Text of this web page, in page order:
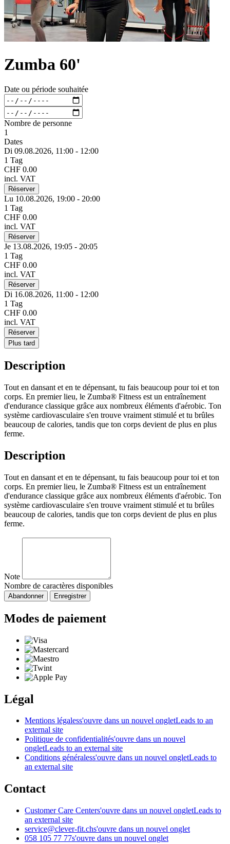
Zumba 60'
Date ou période souhaitée
Nombre de personne
1
Dates
Di 09.08.2026, 11:00 - 12:00
1 Tag
CHF 0.00
incl. VAT
Réserver
Lu 10.08.2026, 19:00 - 20:00
1 Tag
CHF 0.00
incl. VAT
Réserver
Je 13.08.2026, 19:05 - 20:05
1 Tag
CHF 0.00
incl. VAT
Réserver
Di 16.08.2026, 11:00 - 12:00
1 Tag
CHF 0.00
incl. VAT
Réserver
Plus tard
Description
Tout en dansant et en te dépensant, tu fais beaucoup pour toi et ton
corps. En premier lieu, le Zumba® Fitness est un entraînement
d'endurance classique grâce aux nombreux éléments d'aérobic. Ton
système cardiovasculaire s'en trouve vraiment stimulé et tu brûles
beaucoup de calories, tandis que ton corps devient de plus en plus
ferme.
Description
Tout en dansant et en te dépensant, tu fais beaucoup pour toi et ton
corps. En premier lieu, le Zumba® Fitness est un entraînement
d'endurance classique grâce aux nombreux éléments d'aérobic. Ton
système cardiovasculaire s'en trouve vraiment stimulé et tu brûles
beaucoup de calories, tandis que ton corps devient de plus en plus
ferme.
Note
Nombre de caractères disponibles
Abandonner Enregistrer
Modes de paiement
Légal
Mentions légaless'ouvre dans un nouvel ongletLeads to an
external site
Politique de confidentialités'ouvre dans un nouvel
ongletLeads to an external site
Conditions généraless'ouvre dans un nouvel ongletLeads to
an external site
Contact
Customer Care Centers'ouvre dans un nouvel ongletLeads to
an external site
service@clever-fit.chs'ouvre dans un nouvel onglet
058 105 77 77s'ouvre dans un nouvel onglet